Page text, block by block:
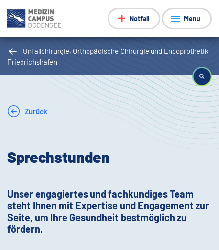
Notfall Menu
Unfallchirurgie, Orthopädische Chirurgie und Endoprothetik
Friedrichshafen
Zurück
Sprechstunden
Unser engagiertes und fachkundiges Team
steht Ihnen mit Expertise und Engagement zur
Seite, um Ihre Gesundheit bestmöglich zu
fördern.